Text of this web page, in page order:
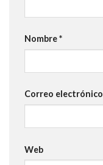
Nombre*
Correo electrónico
Web